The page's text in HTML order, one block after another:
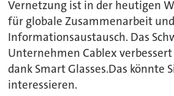
Vernetzung ist in der heutigen
für globale Zusammenarbeit
Informationsaustausch. Das
Unternehmen Cablex
dank Smart Glasses.Das könnte
interessieren.